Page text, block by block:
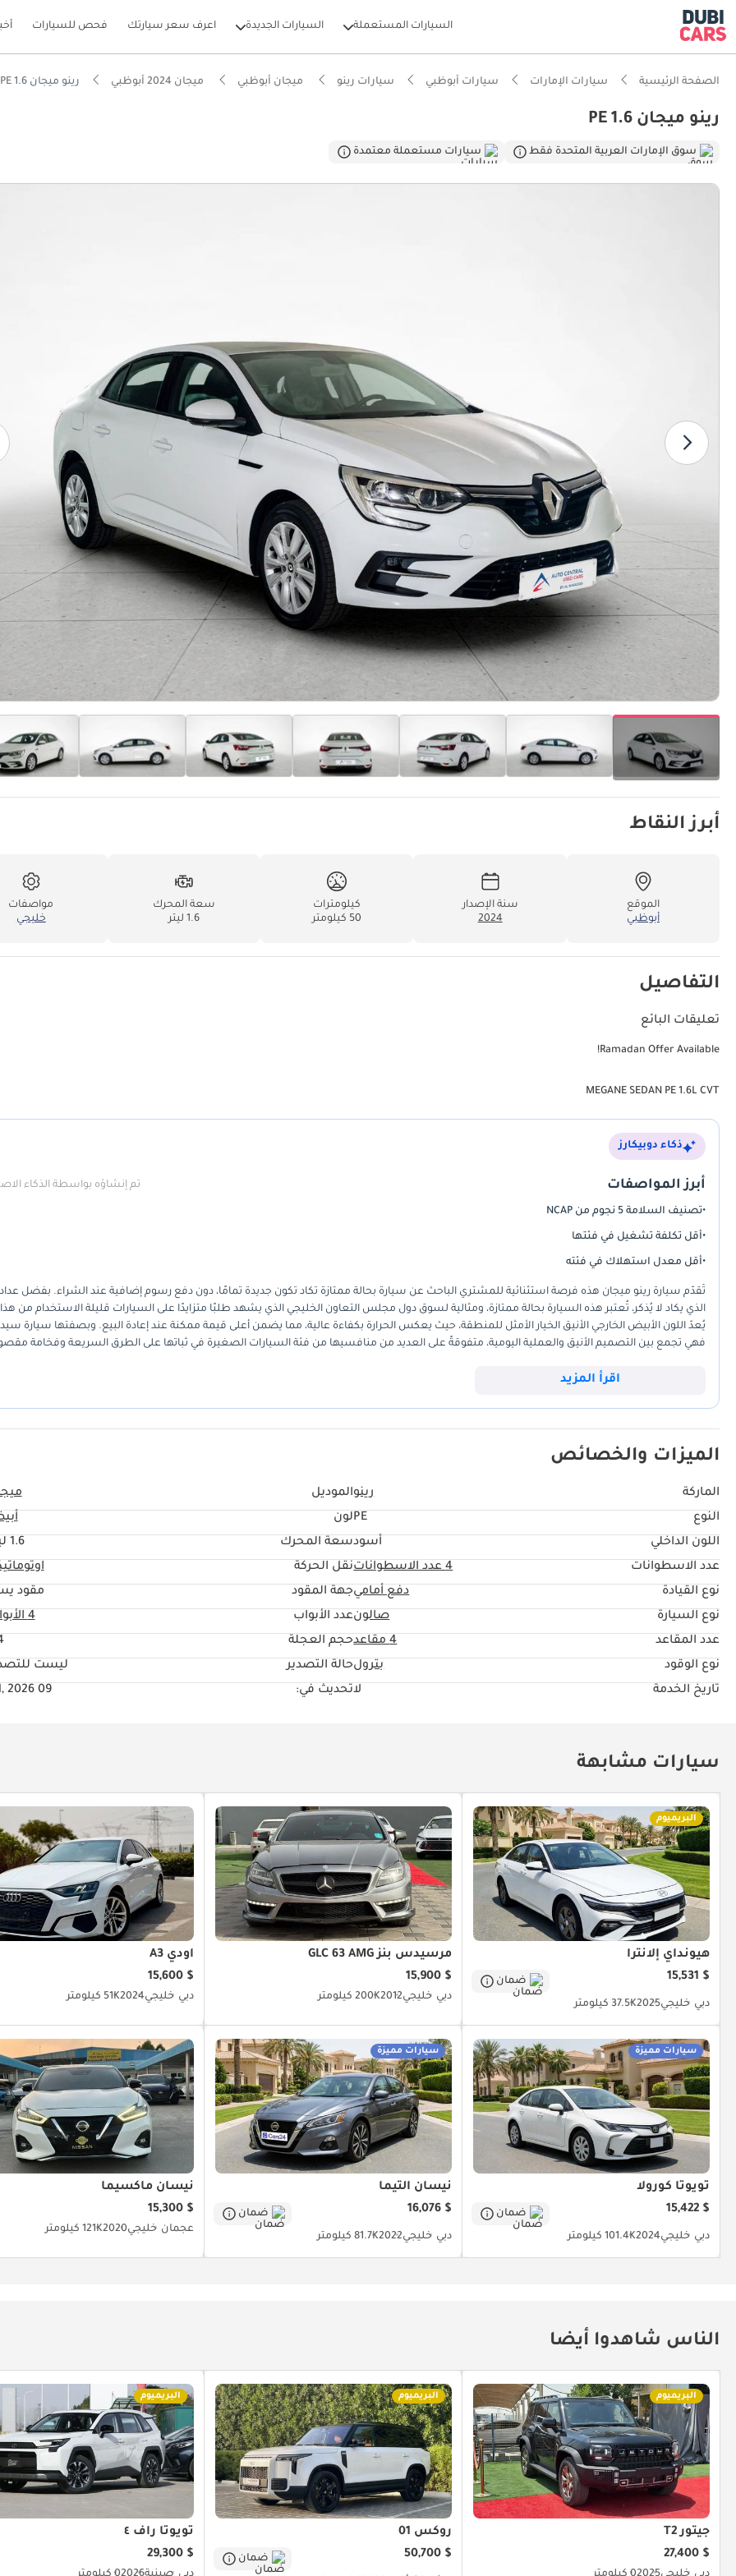
السيارات المستعملة السيارات الجديدة اعرف سعر سيارتك فحص للسيارات
الصفحة الرئيسية سيارات الإمارات سيارات أبوظبي سيارات رينو ميجان أبوظبي ميجان 2024 أبوظبي رينو ميجان PE 1.6
رينو ميجان PE 1.6
سوق الإمارات العربية المتحدة فقط سيارات مستعملة معتمدة
أبرز النقاط
الموقع
أبوظبي
سنة الإصدار
2024
كيلومترات
50 كيلومتر
سعة المحرك
1.6 ليتر
مواصفات
خليجي
التفاصيل
تعليقات البائع
Ramadan Offer Available!
MEGANE SEDAN PE 1.6L CVT
ذكاء دوبيكارز
أبرز المواصفات تم إنشاؤه بواسطة الذكاء
•تصنيف السلامة 5 نجوم من NCAP
•أقل تكلفة تشغيل في فئتها
•أقل معدل استهلاك في فئته
تُقدّم سيارة رينو ميجان هذه فرصة استثنائية للمشتري الباحث عن سيارة بحالة ممتازة تكاد تكون جديدة تمامًا، دون دفع رسوم إضافية عند الشراء. بفضل
الذي يكاد لا يُذكر، تُعتبر هذه السيارة بحالة ممتازة، ومثالية لسوق دول مجلس التعاون الخليجي الذي يشهد طلبًا متزايدًا على السيارات قليلة الاستخدام من هذا
يُعدّ اللون الأبيض الخارجي الأنيق الخيار الأمثل للمنطقة، حيث يعكس الحرارة بكفاءة عالية، مما يضمن أعلى قيمة ممكنة عند إعادة البيع. وبصفتها سيارة
فهي تجمع بين التصميم الأنيق والعملية اليومية، متفوقةً على العديد من منافسيها من فئة السيارات الصغيرة في ثباتها على الطرق السريعة وفخامة
المُخصصة التي تُعالج حرارة الصيف بكفاءة عالية. توفر هذه الفئة جميع ميزات الاتصال والسلامة الحديثة الأساسية، مع الحفاظ على بساطة التصميم التي تُبقي
اقرأ المزيد
الميزات والخصائص
الماركة رينوالموديل
النوع
PEلون
اللون الداخلي
أسودسعة المحرك
1.6 ليتر
عدد الاسطوانات
4عدد الاسطواناتنقل الحركة
نوع القيادة
دفع أماميجهة المقود
مقود
نوع السيارة
صالونعدد الأبواب
4 الأبواب
عدد المقاعد
4 مقاعد حجم العجلة
نوع الوقود
بترولحالة التصدير
ليست
تاريخ الخدمة
لاتحديث في: 09 Jul, 2026
سيارات مشابهة
البريميوم
هيونداي إلانترا
$ 15,531
ضمان
دبي خليجي202537.5K كيلومتر
مرسيدس بنز GLC 63 AMG
$ 15,900
دبي خليجي2012200K كيلومتر
أودي A3
$ 15,600
دبي خليجي202451K كيلومتر
سيارات مميزة
تويوتا كورولا
$ 15,422
ضمان
دبي خليجي2024101.4K كيلومتر
سيارات مميزة
نيسان ألتيما
$ 16,076
ضمان
دبي خليجي202281.7K كيلومتر
نيسان ماكسيما
$ 15,300
عجمان خليجي2020121K كيلومتر
الناس شاهدوا أيضا
البريميوم
جيتور T2
$ 27,400
البريميوم
روكس 01
$ 50,700
ضمان
البريميوم
تويوتا راف ٤
$ 29,300